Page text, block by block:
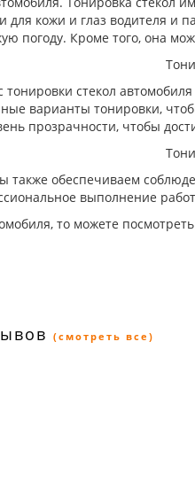
кожи и глаз водителя и
погоду. Кроме того, она
тонировки стекол
варианты тонировки,
прозрачности, чтобы
обеспечиваем
выполнение
то можете
(смотреть все)